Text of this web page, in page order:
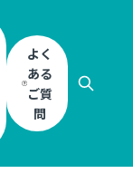
よく
ある
ご質
問